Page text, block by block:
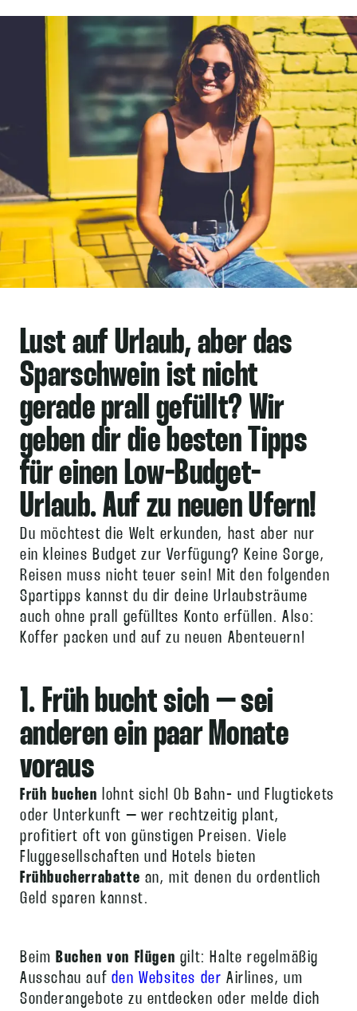
Lust auf Urlaub, aber das
Sparschwein ist nicht
gerade prall gefüllt? Wir
geben dir die besten
Tipps
für einen Low-Budget-
Urlaub. Auf zu neuen Ufern!
Du möchtest die Welt erkunden, hast aber nur
ein kleines Budget zur Verfügung? Keine Sorge,
Reisen muss nicht teuer sein! Mit den folgenden
Spartipps kannst du dir deine Urlaubsträume
auch ohne prall gefülltes Konto erfüllen. Also:
Koffer packen und auf zu neuen Abenteuern!
1. Früh bucht sich ­– sei
anderen ein paar Monate
voraus
Früh buchen lohnt sich! Ob Bahn- und Flugtickets
oder Unterkunft – wer rechtzeitig plant,
profitiert oft von günstigen Preisen. Viele
Fluggesellschaften und Hotels bieten
Frühbucherrabatte an, mit denen du ordentlich
Geld sparen kannst.
Beim Buchen von Flügen gilt: Halte regelmäßig
Ausschau auf den Websites der Airlines, um
Sonderangebote zu entdecken oder melde dich